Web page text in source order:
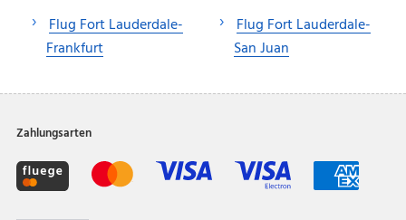
Flug Fort Lauderdale-
Frankfurt
Flug Fort Lauderdale-
San Juan